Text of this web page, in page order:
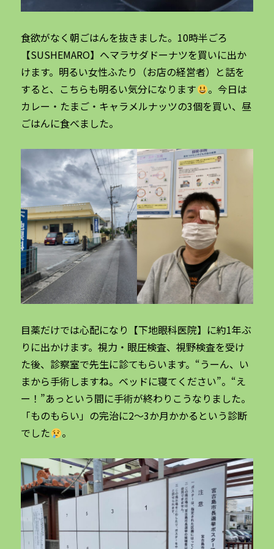
食欲がなく朝ごはんを抜きました。10時半ごろ
【SUSHEMARO】へマラサダドーナツを買いに出か
けます。明るい女性ふたり（お店の経営者）と話を
すると、こちらも明るい気分になります
。今日は
カレー・たまご・キャラメルナッツの3個を買い、昼
ごはんに食べました。
目薬だけでは心配になり【下地眼科医院】に約1年ぶ
りに出かけます。視力・眼圧検査、視野検査を受け
た後、診察室で先生に診てもらいます。“うーん、い
まから手術しますね。ベッドに寝てください”。“え
ー！”あっという間に手術が終わりこうなりました。
「ものもらい」の完治に2～3か月かかるという診断
でした
。